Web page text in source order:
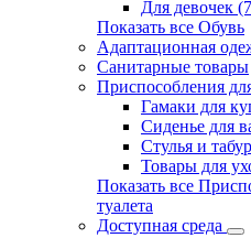
Для девочек
Показать все Обувь
Адаптационная
Санитарные товары
Приспособления
Гамаки для
Сиденье для
Стулья и
Товары для
Показать все
туалета
Доступная среда